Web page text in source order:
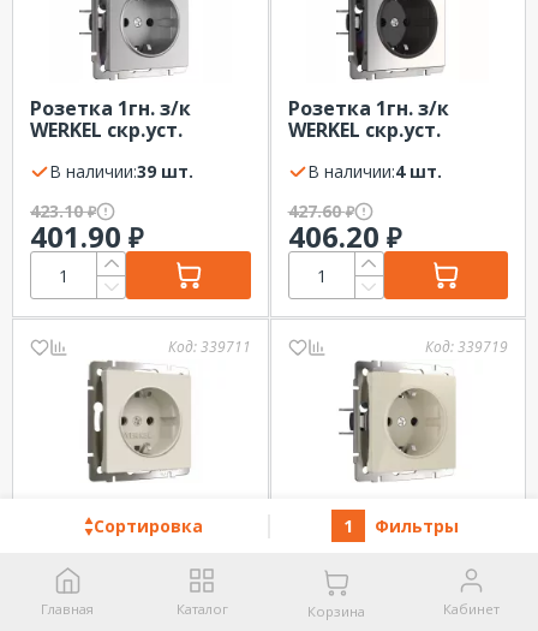
Сортировка 1 Фильтры
Розетка 1гн. з/к
WERKEL скр.уст.
В наличии:
39 шт.
423.10₽
401.90 ₽
Розетка 1гн. з/к
WERKEL скр.уст.
В наличии:
4 шт.
427.60₽
406.20 ₽
Код:339711
WERKEL скр.уст.
В наличии:
432.10₽
Код:339719
Розетка 1гн. з/к
WERKEL скр.уст.
В наличии:
433.30₽
Главная Каталог Корзина Кабинет